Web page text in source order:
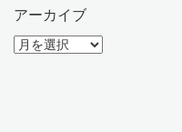
アーカイブ
ア